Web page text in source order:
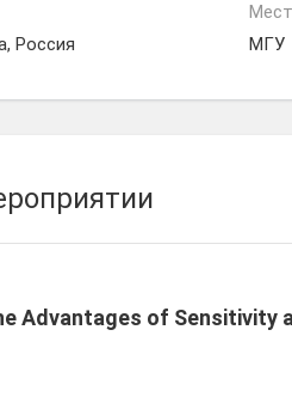
Россия
МГУ
Advantages of Sensitivity